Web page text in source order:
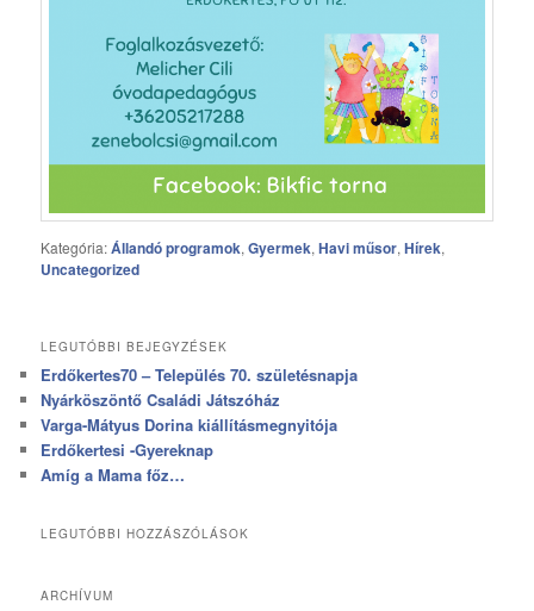
Kategória:Állandó programok,Gyermek,Havi műsor,Hírek,
Uncategorized
LEGUTÓBBI BEJEGYZÉSEK
Erdőkertes70 – Település 70. születésnapja
Nyárköszöntő Családi Játszóház
Varga-Mátyus Dorina kiállításmegnyitója
Erdőkertesi -Gyereknap
Amíg a Mama főz…
LEGUTÓBBI HOZZÁSZÓLÁSOK
ARCHÍVUM